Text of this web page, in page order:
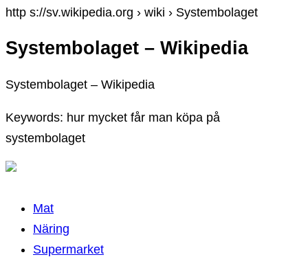
http s://sv.wikipedia.org › wiki › Systembolaget
Systembolaget – Wikipedia
Systembolaget – Wikipedia
Keywords: hur mycket får man köpa på
systembolaget
Mat
Näring
Supermarket